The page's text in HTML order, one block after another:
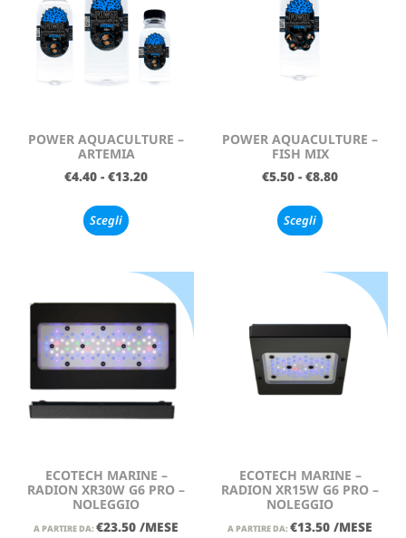
POWER AQUACULTURE –
ARTEMIA
€4.40 - €13.20
Scegli
POWER AQUACULTURE –
FISH MIX
€5.50 - €8.80
Scegli
ECOTECH MARINE –
RADION XR30W G6 PRO –
NOLEGGIO
A PARTIRE DA: €23.50 /MESE
ECOTECH MARINE –
RADION XR15W G6 PRO –
NOLEGGIO
A PARTIRE DA: €13.50 /MESE